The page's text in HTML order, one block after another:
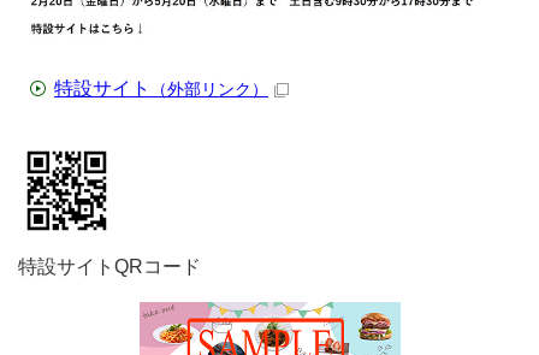
特設サイト （外部リンク）
特設サイトQRコード